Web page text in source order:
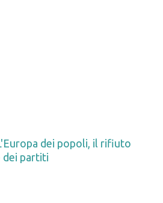
dei popoli, il rifiuto
dei partiti